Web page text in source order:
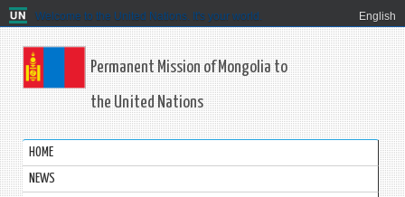
Welcome to the United Nations. It's your world. English
Permanent Mission of Mongolia to
the United Nations
HOME
NEWS